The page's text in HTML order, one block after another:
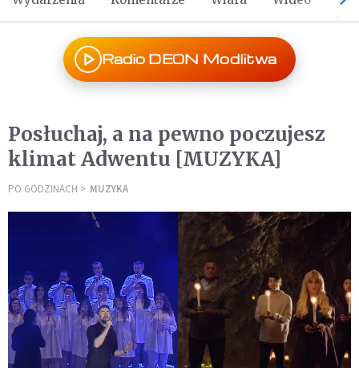
Radio DEON Modlitwa
Posłuchaj, a na pewno poczujesz
klimat Adwentu [MUZYKA]
PO GODZINACH MUZYKA